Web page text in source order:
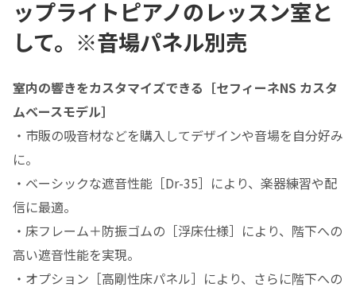
ップライトピアノのレッスン室と
して。※音場パネル別売
室内の響きをカスタマイズできる［セフィーネNS カスタ
ムベースモデル］
・市販の吸音材などを購入してデザインや音場を自分好み
に。
・ベーシックな遮音性能［Dr-35］により、楽器練習や配
信に最適。
・床フレーム＋防振ゴムの［浮床仕様］により、階下への
高い遮音性能を実現。
・オプション［高剛性床パネル］により、さらに階下への